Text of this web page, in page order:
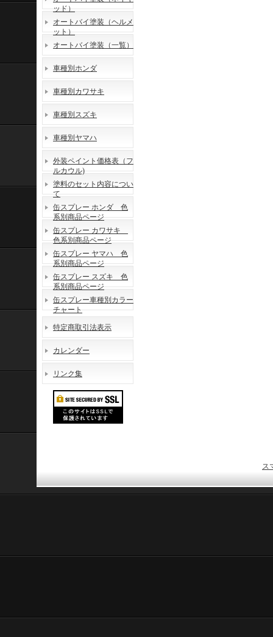
ッド）
オートバイ塗装（ヘルメ
ット）
オートバイ塗装（一覧）
車種別ホンダ
車種別カワサキ
車種別スズキ
車種別ヤマハ
外装ペイント価格表（フ
ルカウル)
塗料のセット内容につい
て
缶スプレー ホンダ 色
系別商品ページ
缶スプレー カワサキ
色系別商品ページ
缶スプレー ヤマハ 色
系別商品ページ
缶スプレー スズキ 色
系別商品ページ
缶スプレー車種別カラー
チャート
特定商取引法表示
カレンダー
リンク集
ス